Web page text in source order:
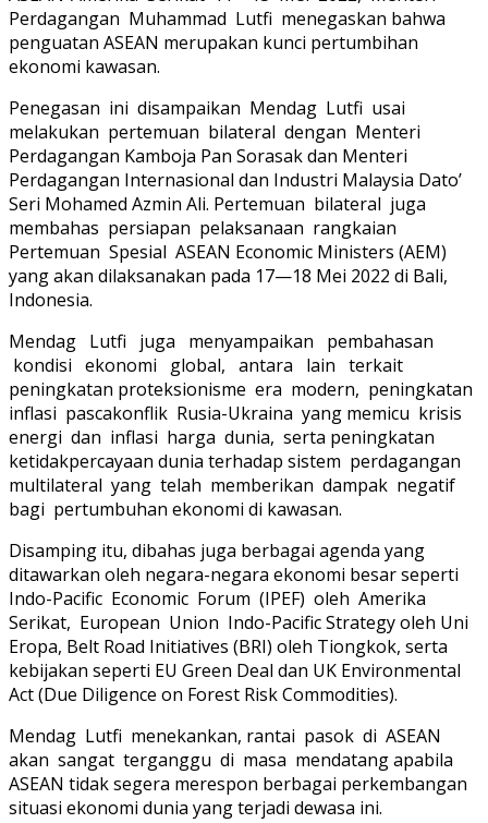
Perdagangan Muhammad Lutfi menegaskan bahwa
penguatan ASEAN merupakan kunci pertumbihan
ekonomi kawasan.
Penegasan ini disampaikan Mendag Lutfi usai
melakukan pertemuan bilateral dengan Menteri
Perdagangan Kamboja Pan Sorasak dan Menteri
Perdagangan Internasional dan Industri Malaysia Dato’
Seri Mohamed Azmin Ali. Pertemuan bilateral juga
membahas persiapan pelaksanaan rangkaian
Pertemuan Spesial ASEAN Economic Ministers (AEM)
yang akan dilaksanakan pada 17—18 Mei 2022 di Bali,
Indonesia.
Mendag Lutfi juga menyampaikan pembahasan
kondisi ekonomi global, antara lain terkait
peningkatan proteksionisme era modern, peningkatan
inflasi pascakonflik Rusia-Ukraina yang memicu krisis
energi dan inflasi harga dunia, serta peningkatan
ketidakpercayaan dunia terhadap sistem perdagangan
multilateral yang telah memberikan dampak negatif
bagi pertumbuhan ekonomi di kawasan.
Disamping itu, dibahas juga berbagai agenda yang
ditawarkan oleh negara-negara ekonomi besar seperti
Indo-Pacific Economic Forum (IPEF) oleh Amerika
Serikat, European Union Indo-Pacific Strategy oleh Uni
Eropa, Belt Road Initiatives (BRI) oleh Tiongkok, serta
kebijakan seperti EU Green Deal dan UK Environmental
Act (Due Diligence on Forest Risk Commodities).
Mendag Lutfi menekankan, rantai pasok di ASEAN
akan sangat terganggu di masa mendatang apabila
ASEAN tidak segera merespon berbagai perkembangan
situasi ekonomi dunia yang terjadi dewasa ini.